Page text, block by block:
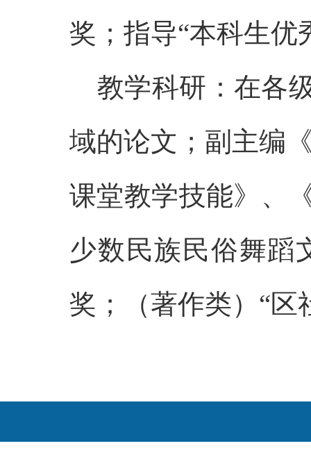
奖；指导“本科生优
教学科研：在各
域的论文；副主编
课堂教学技能》、
少数民族民俗舞蹈
奖；（著作类）“区